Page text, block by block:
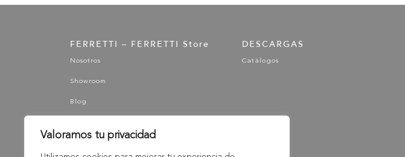
Valoramos tu privacidad
FERRETTI – FERRETTI Store
Nosotros
Showroom
Blog
DESCARGAS
Catálogos